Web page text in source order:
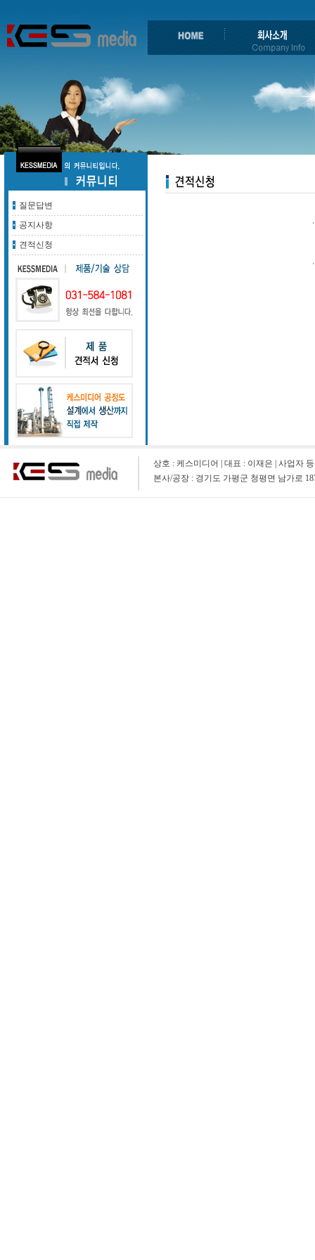
질문답변
공지사항
견적신청
상호 : 케스미디어 | 대표 : 이재은 | 사업자 등
본사/공장 : 경기도 가평군 청평면 남가로